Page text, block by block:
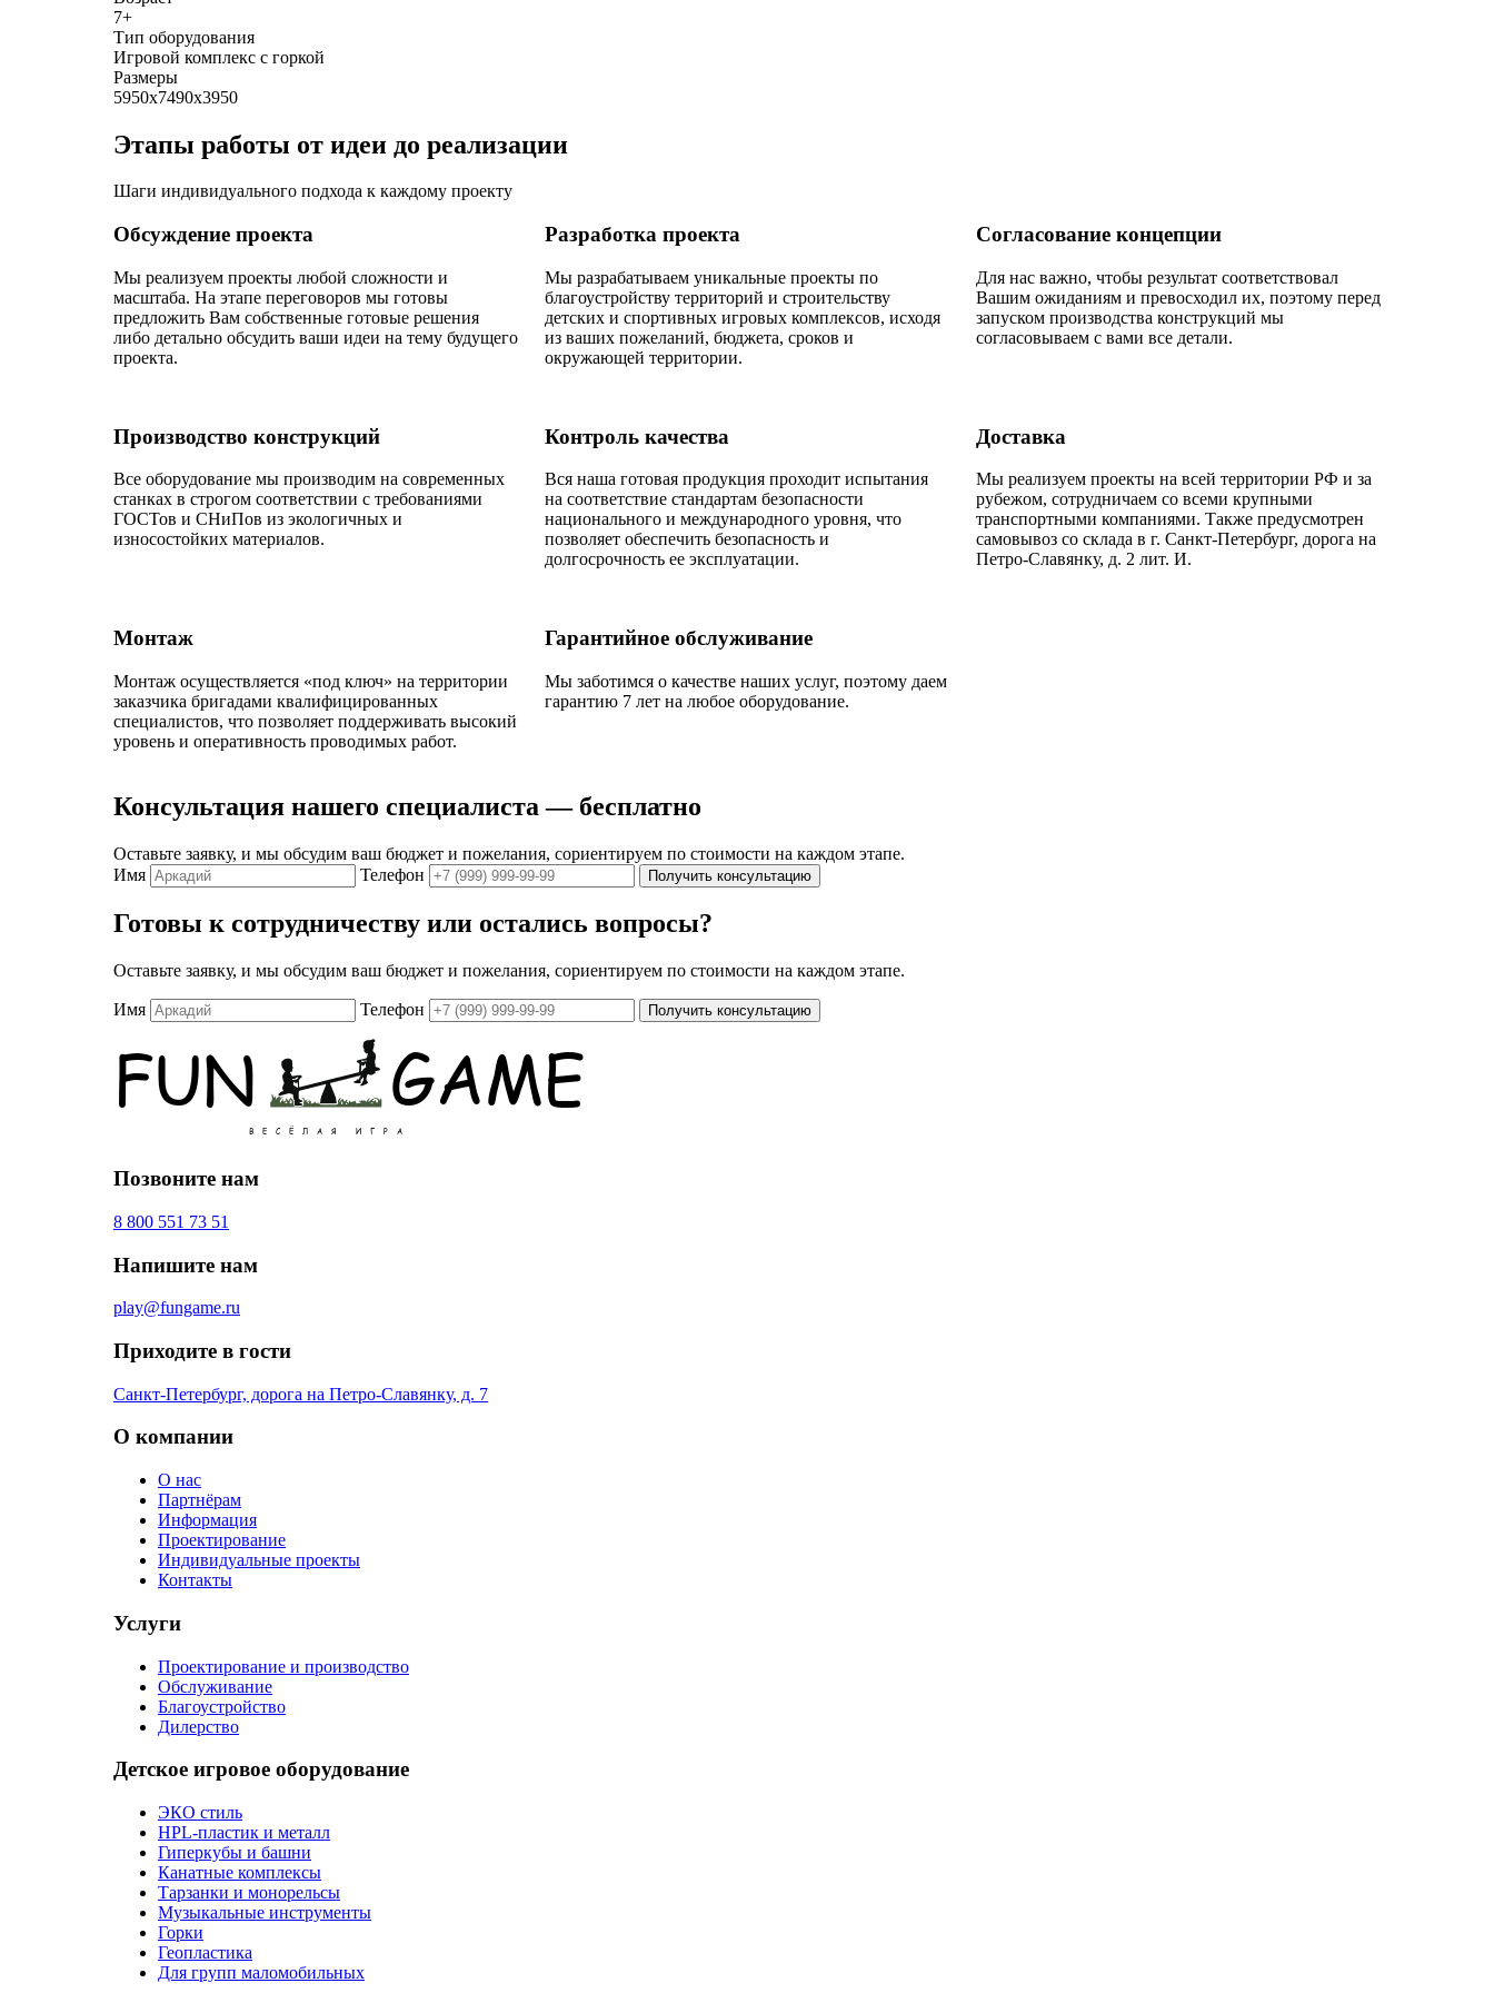
7+
Тип оборудования
Игровой комплекс с горкой
Размеры
5950х7490х3950
Этапы работы от идеи до реализации
Шаги индивидуального подхода к каждому проекту
Обсуждение проекта
Мы реализуем проекты любой сложности и
масштаба. На этапе переговоров мы готовы
предложить Вам собственные готовые решения
либо детально обсудить ваши идеи на тему будущего
проекта.
Разработка проекта
Мы разрабатываем уникальные проекты по
благоустройству территорий и строительству
детских и спортивных игровых комплексов, исходя
из ваших пожеланий, бюджета, сроков и
окружающей территории.
Согласование концепции
Для нас важно, чтобы результат соответствовал
Вашим ожиданиям и превосходил их, поэтому перед
запуском производства конструкций мы
согласовываем с вами все детали.
Производство конструкций
Все оборудование мы производим на современных
станках в строгом соответствии с требованиями
ГОСТов и СНиПов из экологичных и
износостойких материалов.
Контроль качества
Вся наша готовая продукция проходит испытания
на соответствие стандартам безопасности
национального и международного уровня, что
позволяет обеспечить безопасность и
долгосрочность ее эксплуатации.
Доставка
Мы реализуем проекты на всей территории РФ и за
рубежом, сотрудничаем со всеми крупными
транспортными компаниями. Также предусмотрен
самовывоз со склада в г. Санкт-Петербург, дорога на
Петро-Славянку, д. 2 лит. И.
Монтаж
Монтаж осуществляется «под ключ» на территории
заказчика бригадами квалифицированных
специалистов, что позволяет поддерживать высокий
уровень и оперативность проводимых работ.
Гарантийное обслуживание
Мы заботимся о качестве наших услуг, поэтому даем
гарантию 7 лет на любое оборудование.
Консультация нашего специалиста — бесплатно
Оставьте заявку, и мы обсудим ваш бюджет и пожелания, сориентируем по стоимости на каждом этапе.
Имя
Телефон Получить консультацию
Готовы к сотрудничеству или остались вопросы?
Оставьте заявку, и мы обсудим ваш бюджет и пожелания, сориентируем по стоимости на каждом этапе.
Имя Телефон Получить консультацию
Позвоните нам
8 800 551 73 51
Напишите нам
play@fungame.ru
Приходите в гости
Санкт-Петербург, дорога на Петро-Славянку, д. 7
О компании
О нас
Партнёрам
Информация
Проектирование
Индивидуальные проекты
Контакты
Услуги
Проектирование и производство
Обслуживание
Благоустройство
Дилерство
Детское игровое оборудование
ЭКО стиль
HPL-пластик и металл
Гиперкубы и башни
Канатные комплексы
Тарзанки и монорельсы
Музыкальные инструменты
Горки
Геопластика
Для групп маломобильных